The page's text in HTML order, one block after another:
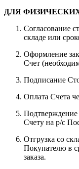
ДЛЯ
Согласование
складе или
Оформление
Счет
Подписание
Оплата Счета
Подтверждение
Счету на р/с
Отгрузка со
Покупателю в
заказа.